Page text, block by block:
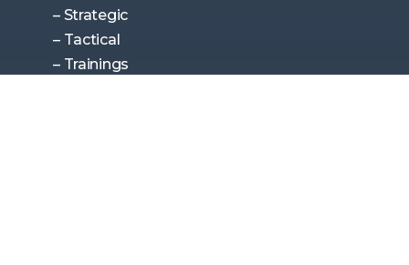
– Strategic
– Tactical
– Trainings